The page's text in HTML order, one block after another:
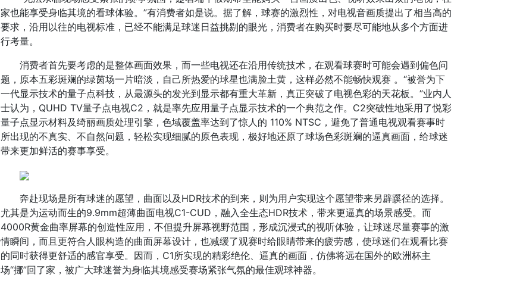
家也能享受身临其境的看球体验。”有消费者如是说。据了解，球赛的激烈性，对电视音画质提出了相当高的
要求，沿用以往的电视标准，已经不能满足球迷日益挑剔的眼光，消费者在购买时要尽可能地从多个方面进
行考量。
消费者首先要考虑的是整体画面效果，而一些电视还在沿用传统技术，在观看球赛时可能会遇到偏色问
题，原本五彩斑斓的绿茵场一片暗淡，自己所热爱的球星也满脸土黄，这样必然不能畅快观赛 。“被誉为下
一代显示技术的量子点科技，从最源头的发光到显示都有重大革新，真正突破了电视色彩的天花板。”业内人
士认为，QUHD TV量子点电视C2，就是率先应用量子点显示技术的一个典范之作。C2突破性地采用了悦彩
量子点显示材料及绮丽画质处理引擎，色域覆盖率达到了惊人的 110% NTSC，避免了普通电视观看赛事时
所出现的不真实、不自然问题，轻松实现细腻的原色表现，极好地还原了球场色彩斑斓的逼真画面，给球迷
带来更加鲜活的赛事享受。
奔赴现场是所有球迷的愿望，曲面以及HDR技术的到来，则为用户实现这个愿望带来另辟蹊径的选择。
尤其是为运动而生的9.9mm超薄曲面电视C1-CUD，融入全生态HDR技术，带来更逼真的场景感受。而
4000R黄金曲率屏幕的创造性应用，不但提升屏幕视野范围，形成沉浸式的视听体验，让球迷尽量赛事的激
情瞬间，而且更符合人眼构造的曲面屏幕设计，也减缓了观赛时给眼睛带来的疲劳感，使球迷们在观看比赛
的同时获得更舒适的感官享受。因而，C1所实现的精彩绝伦、逼真的画面，仿佛将远在国外的欧洲杯主
场“挪”回了家，被广大球迷誉为身临其境感受赛场紧张气氛的最佳观球神器。